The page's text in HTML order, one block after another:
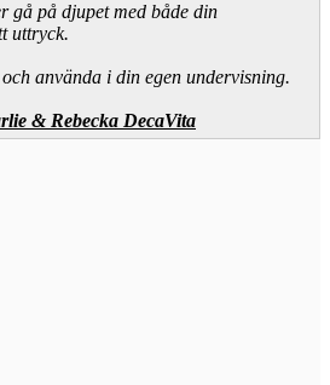
gå på djupet med både din
uttryck.
använda i din egen undervisning.
& Rebecka DecaVita